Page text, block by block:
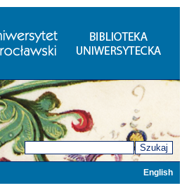
Szukaj
English